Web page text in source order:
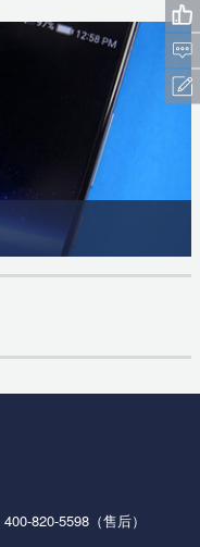
400-820-5598 （售后）